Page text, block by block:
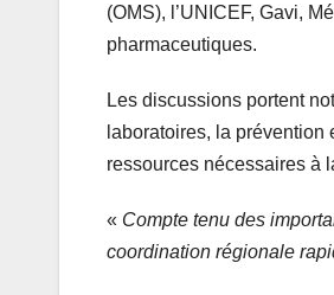
(OMS), l’UNICEF, Gavi,
pharmaceutiques.
Les discussions portent
laboratoires, la
ressources nécessaires à
« Compte tenu des
coordination régionale